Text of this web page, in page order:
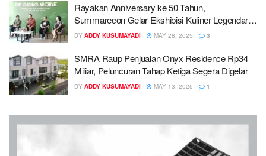
Rayakan Anniversary ke 50 Tahun,
Summarecon Gelar Ekshibisi Kuliner Legendaris
di Kelapa Gading
BY ADDY KUSUMAYADI MAY 28, 2025 3
SMRA Raup Penjualan Onyx Residence Rp34
Miliar, Peluncuran Tahap Ketiga Segera Digelar
BY ADDY KUSUMAYADI MAY 13, 2025 1